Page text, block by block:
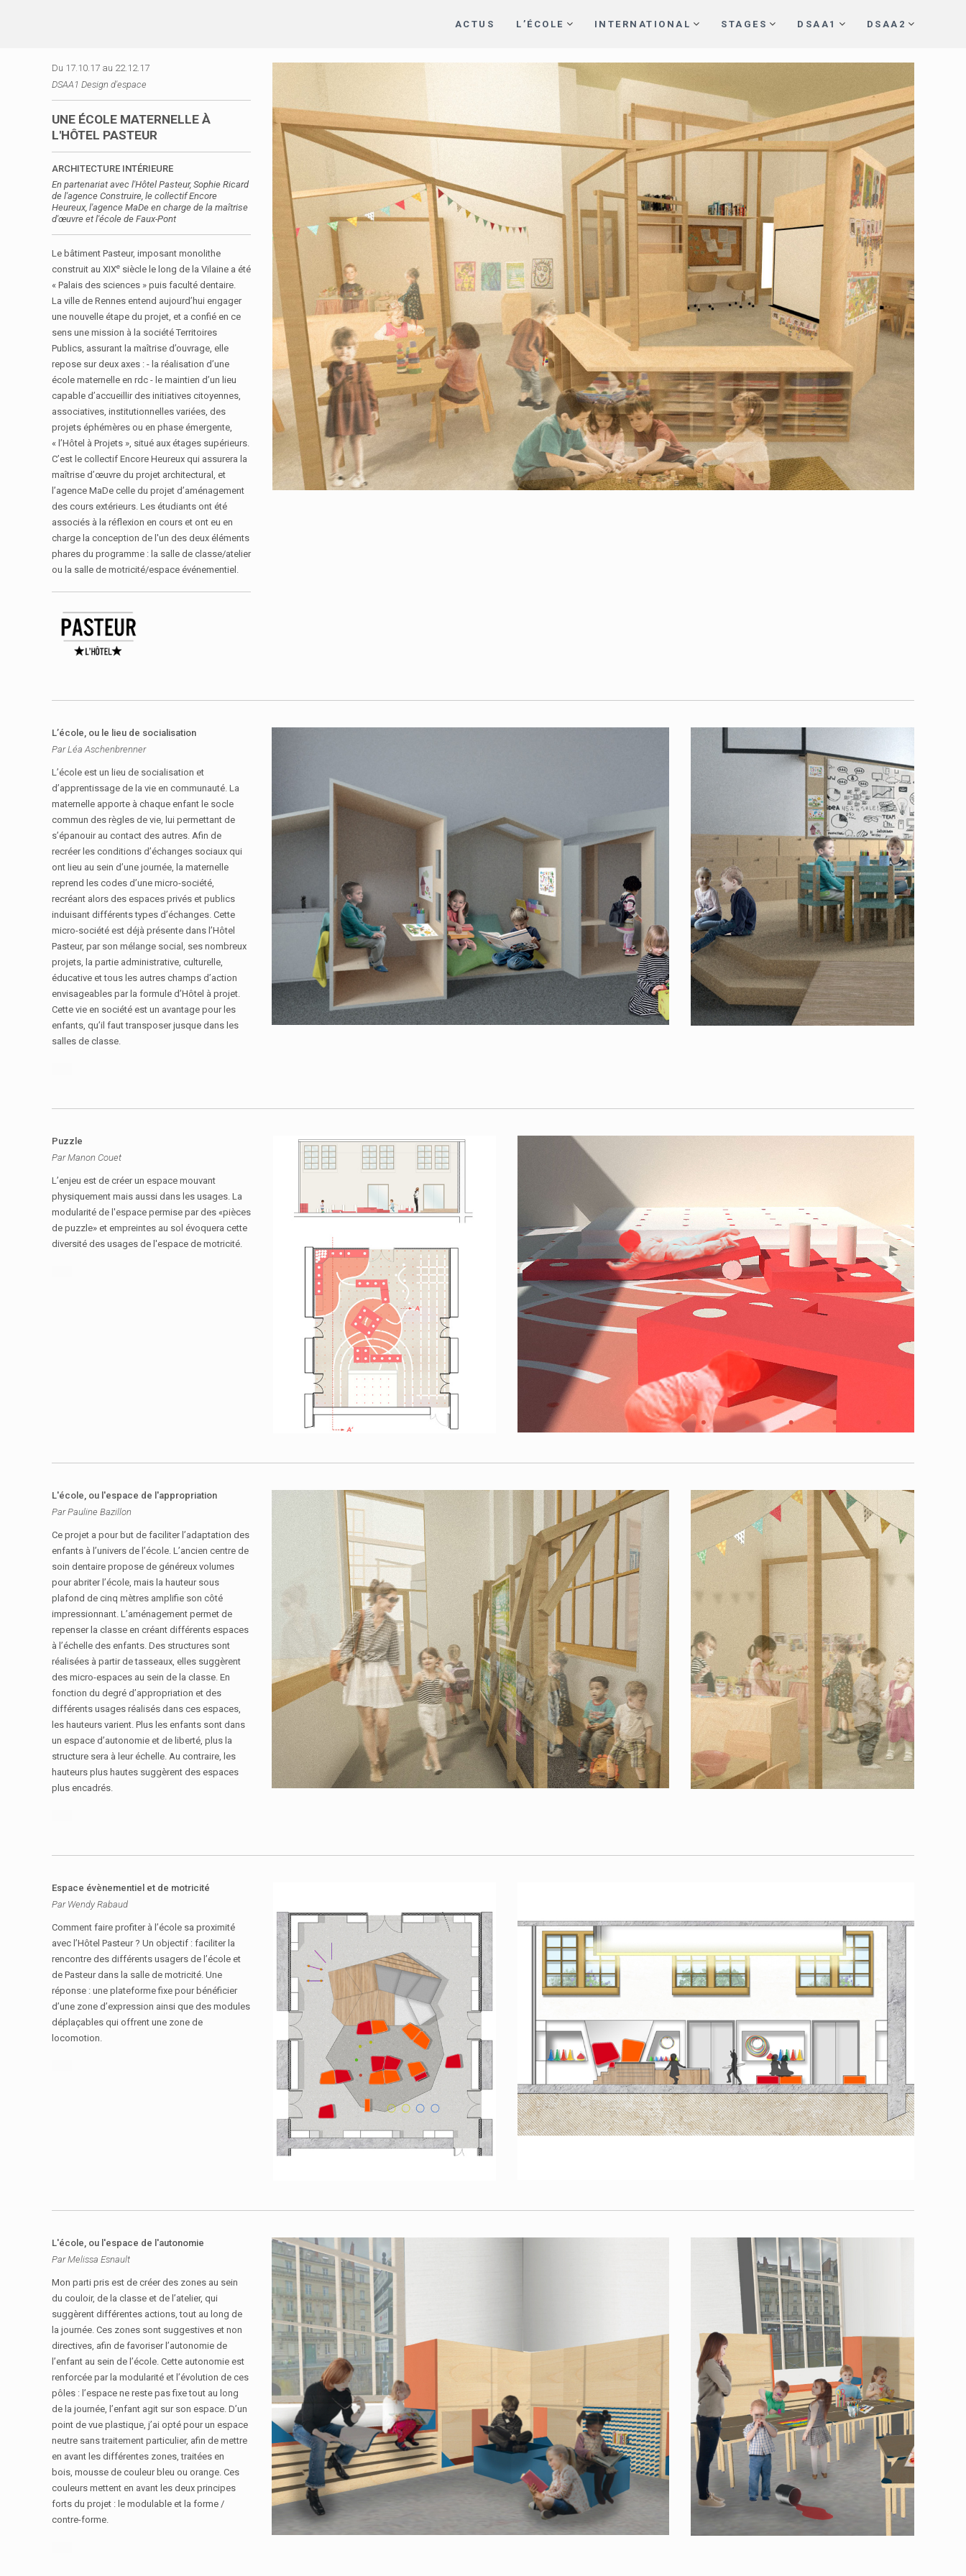
A
•
A
•
B
A
A
E
S
G
N
I
R
E
N
N
E
S
ACTUS L’ÉCOLE INTERNATIONAL STAGES DSAA1 DSAA2
Du 17.10.17 au 22.12.17
DSAA1 Design d'espace
UNE ÉCOLE MATERNELLE À
L'HÔTEL PASTEUR
ARCHITECTURE INTÉRIEURE
En partenariat avec l'Hôtel Pasteur, Sophie Ricard
de l'agence Construire, le collectif Encore
Heureux, l'agence MaDe en charge de la maîtrise
d'œuvre et l'école de Faux-Pont
Le bâtiment Pasteur, imposant monolithe
construit au XIXe siècle le long de la Vilaine a été
« Palais des sciences » puis faculté dentaire.
La ville de Rennes entend aujourd’hui engager
une nouvelle étape du projet, et a confié en ce
sens une mission à la société Territoires
Publics, assurant la maîtrise d’ouvrage, elle
repose sur deux axes : - la réalisation d’une
école maternelle en rdc - le maintien d’un lieu
capable d’accueillir des initiatives citoyennes,
associatives, institutionnelles variées, des
projets éphémères ou en phase émergente,
« l’Hôtel à Projets », situé aux étages supérieurs.
C’est le collectif Encore Heureux qui assurera la
maîtrise d’œuvre du projet architectural, et
l’agence MaDe celle du projet d’aménagement
des cours extérieurs. Les étudiants ont été
associés à la réflexion en cours et ont eu en
charge la conception de l'un des deux éléments
phares du programme : la salle de classe/atelier
ou la salle de motricité/espace événementiel.
L’école, ou le lieu de socialisation
Par Léa Aschenbrenner
L’école est un lieu de socialisation et
d’apprentissage de la vie en communauté. La
maternelle apporte à chaque enfant le socle
commun des règles de vie, lui permettant de
s’épanouir au contact des autres. Afin de
recréer les conditions d’échanges sociaux qui
ont lieu au sein d’une journée, la maternelle
reprend les codes d’une micro-société,
recréant alors des espaces privés et publics
induisant différents types d’échanges. Cette
micro-société est déjà présente dans l’Hôtel
Pasteur, par son mélange social, ses nombreux
projets, la partie administrative, culturelle,
éducative et tous les autres champs d’action
envisageables par la formule d’Hôtel à projet.
Cette vie en société est un avantage pour les
enfants, qu’il faut transposer jusque dans les
salles de classe.
Puzzle
Par Manon Couet
L’enjeu est de créer un espace mouvant
physiquement mais aussi dans les usages. La
modularité de l'espace permise par des «pièces
de puzzle» et empreintes au sol évoquera cette
diversité des usages de l'espace de motricité.
L'école, ou l'espace de l'appropriation
Par Pauline Bazillon
Ce projet a pour but de faciliter l’adaptation des
enfants à l’univers de l’école. L’ancien centre de
soin dentaire propose de généreux volumes
pour abriter l’école, mais la hauteur sous
plafond de cinq mètres amplifie son côté
impressionnant. L’aménagement permet de
repenser la classe en créant différents espaces
à l’échelle des enfants. Des structures sont
réalisées à partir de tasseaux, elles suggèrent
des micro-espaces au sein de la classe. En
fonction du degré d’appropriation et des
différents usages réalisés dans ces espaces,
les hauteurs varient. Plus les enfants sont dans
un espace d’autonomie et de liberté, plus la
structure sera à leur échelle. Au contraire, les
hauteurs plus hautes suggèrent des espaces
plus encadrés.
Espace évènementiel et de motricité
Par Wendy Rabaud
Comment faire profiter à l’école sa proximité
avec l’Hôtel Pasteur ? Un objectif : faciliter la
rencontre des différents usagers de l’école et
de Pasteur dans la salle de motricité. Une
réponse : une plateforme fixe pour bénéficier
d’une zone d’expression ainsi que des modules
déplaçables qui offrent une zone de
locomotion.
L'école, ou l'espace de l'autonomie
Par Melissa Esnault
Mon parti pris est de créer des zones au sein
du couloir, de la classe et de l’atelier, qui
suggèrent différentes actions, tout au long de
la journée. Ces zones sont suggestives et non
directives, afin de favoriser l’autonomie de
l’enfant au sein de l’école. Cette autonomie est
renforcée par la modularité et l’évolution de ces
pôles : l’espace ne reste pas fixe tout au long
de la journée, l’enfant agit sur son espace. D’un
point de vue plastique, j’ai opté pour un espace
neutre sans traitement particulier, afin de mettre
en avant les différentes zones, traitées en
bois, mousse de couleur bleu ou orange. Ces
couleurs mettent en avant les deux principes
forts du projet : le modulable et la forme /
contre-forme.